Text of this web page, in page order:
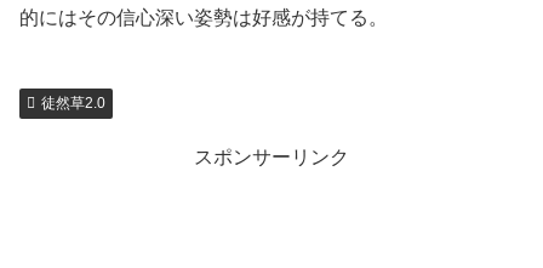
的にはその信心深い姿勢は好感が持てる。
徒然草2.0
スポンサーリンク